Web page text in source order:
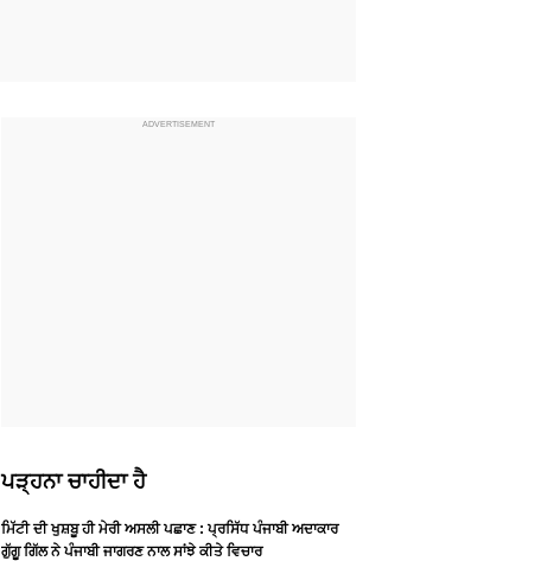
ਪੜ੍ਹਨਾ ਚਾਹੀਦਾ ਹੈ
ਮਿੱਟੀ ਦੀ ਖੁਸ਼ਬੂ ਹੀ ਮੇਰੀ ਅਸਲੀ ਪਛਾਣ : ਪ੍ਰਸਿੱਧ ਪੰਜਾਬੀ ਅਦਾਕਾਰ
ਗੁੱਗੂ ਗਿੱਲ ਨੇ ਪੰਜਾਬੀ ਜਾਗਰਣ ਨਾਲ ਸਾਂਝੇ ਕੀਤੇ ਵਿਚਾਰ